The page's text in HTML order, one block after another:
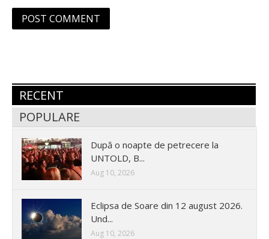
RECENT
POPULARE
După o noapte de petrecere la
UNTOLD, B...
Aug 10, 2026
Eclipsa de Soare din 12 august 2026.
Und...
Aug 10, 2026